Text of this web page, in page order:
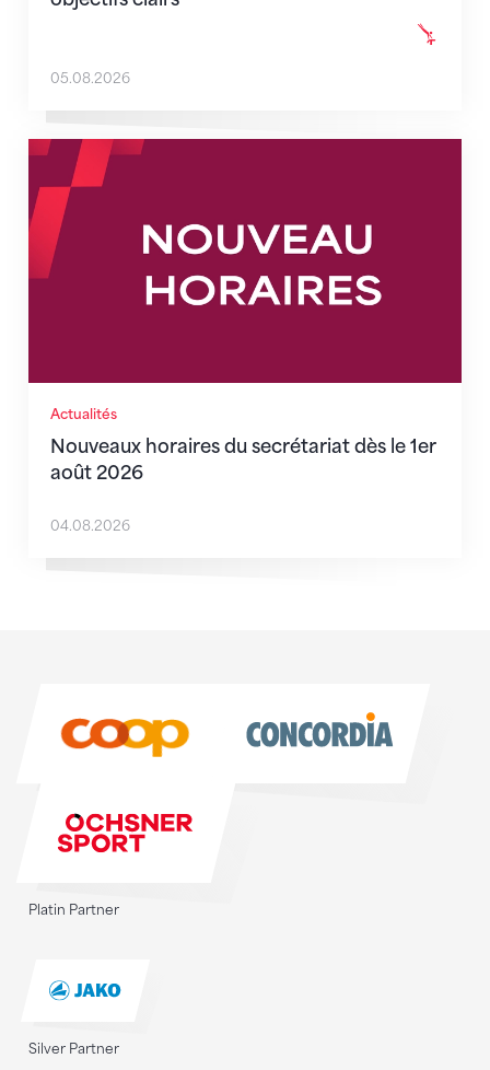
05.08.2026
Actualités
Nouveaux horaires du secrétariat dès le 1er
août 2026
Nouveaux horaires du secrétariat dès le 1er août
04.08.2026
Platin Partner
Silver Partner